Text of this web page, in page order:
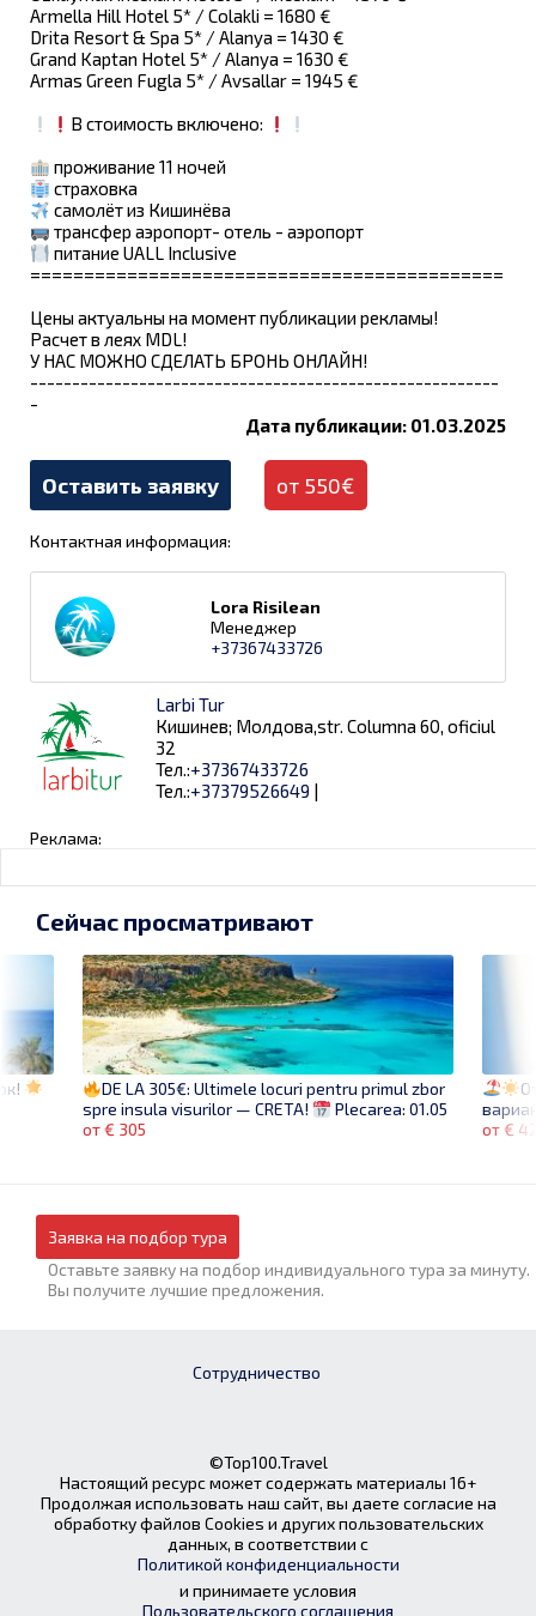
Armella Hill Hotel 5* / Colakli = 1680 €
Drita Resort & Spa 5* / Alanya = 1430 €
Grand Kaptan Hotel 5* / Alanya = 1630 €
Armas Green Fugla 5* / Avsallar = 1945 €
В стоимость включено:
проживание 11 ночей
страховка
самолёт из Кишинёва
трансфер аэропорт- отель - аэропорт
питание UALL Inclusive
============================================
Цены актуальны на момент публикации рекламы!
Расчет в леях MDL!
У НАС МОЖНО СДЕЛАТЬ БРОНЬ ОНЛАЙН!
--------------------------------------------------------
-
Дата публикации: 01.03.2025
Оставить заявку от 550€
Контактная информация:
Lora Risilean
Менеджер
+37367433726
Larbi Tur
Кишинев; Молдова,str. Columna 60, oficiul
32
Тел.:+37367433726
Тел.:+37379526649 |
Реклама:
от €
Сейчас просматривают
DE LA 305€: Ultimele locuri pentru primul zbor
spre insula visurilor — CRETA!
Plecarea: 01.05
от € 305
Заявка на подбор тура
Оставьте заявку на подбор индивидуального тура за минуту.
Вы получите лучшие предложения.
Сотрудничество
©Top100.Travel
Настоящий ресурс может содержать материалы 16+
Продолжая использовать наш сайт, вы даете согласие на
обработку файлов Cookies и других пользовательских
данных, в соответствии с
Политикой конфиденциальности
и принимаете условия
Пользовательского соглашения